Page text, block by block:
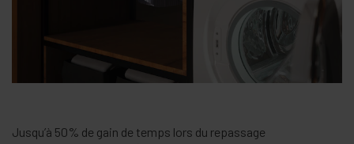
Jusqu’à 50% de gain de temps lors du repassage